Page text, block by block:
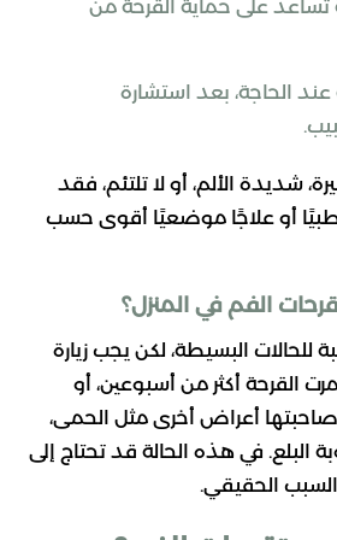
على حماية القرحة من
الحاجة، بعد استشارة
شديدة الألم، أو لا تلتئم، فقد
أو علاجًا موضعيًا أقوى حسب
الفم في المنزل؟
للحالات البسيطة، لكن يجب زيارة
القرحة أكثر من أسبوعين، أو
أعراض أخرى مثل الحمى،
البلع. في هذه الحالة قد تحتاج إلى
الحقيقي.